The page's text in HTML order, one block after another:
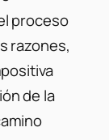
proceso
razones,
de la